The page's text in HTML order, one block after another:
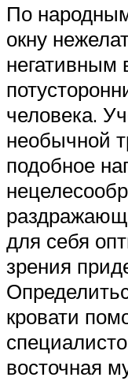
По
окну
негативным
человека.
необычной
подобное
для себя
зрения
кровати
восточная